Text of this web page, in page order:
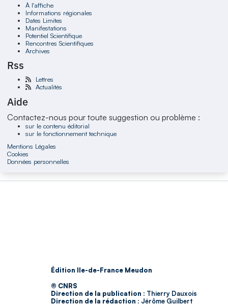
À l'affiche
Informations régionales
Dates Limites
Manifestations
Potentiel Scientifique
Rencontres Scientifiques
Archives
Rss
Lettres
Actualités
Aide
Contactez-nous pour toute suggestion ou problème :
sur le contenu éditorial
sur le fonctionnement technique
Mentions Légales
Cookies
Données personnelles
Édition Ile-de-France Meudon
© CNRS
Direction de la publication : Thierry Dauxois
Direction de la rédaction : Jérôme Guilbert